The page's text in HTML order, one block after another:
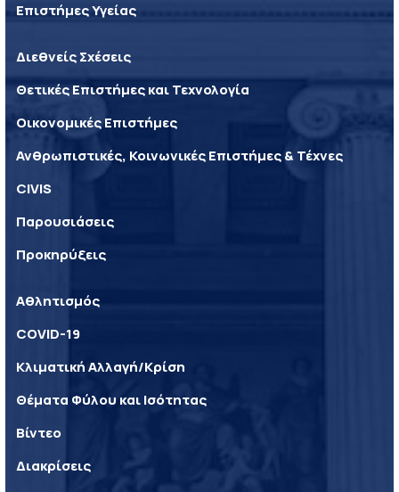
Επιστήμες Υγείας
Διεθνείς Σχέσεις
Θετικές Επιστήμες και Τεχνολογία
Οικονομικές Επιστήμες
Ανθρωπιστικές, Κοινωνικές Επιστήμες & Τέχνες
CIVIS
Παρουσιάσεις
Προκηρύξεις
Αθλητισμός
COVID-19
Κλιματική Αλλαγή/Κρίση
Θέματα Φύλου και Ισότητας
Βίντεο
Διακρίσεις